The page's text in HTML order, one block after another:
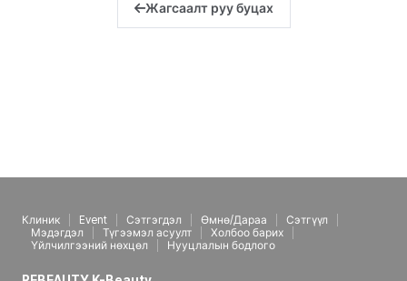
Жагсаалт руу буцах
Клиник Event Сэтгэгдэл Өмнө/Дараа
Сэтгүүл
Мэдэгдэл
Түгээмэл асуулт
Холбоо барих
Үйлчилгээний нөхцөл
Нууцлалын бодлого